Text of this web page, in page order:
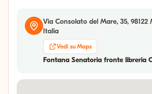
Via Consolato del Mare, 35, 98122
Italia
Vedi su Maps
Fontana Senatoria fronte libreria